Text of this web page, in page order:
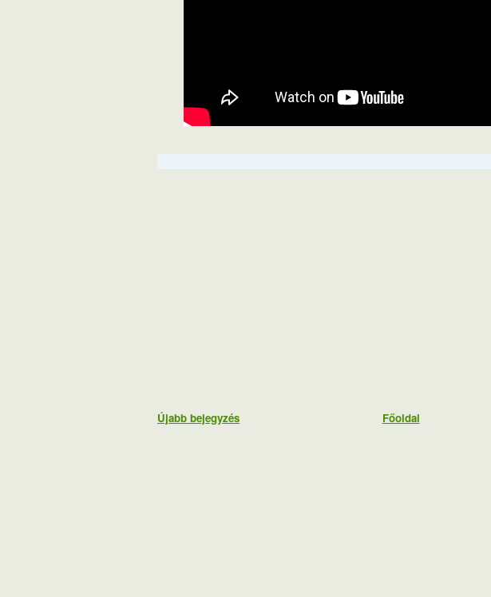
Újabb bejegyzés Főoldal